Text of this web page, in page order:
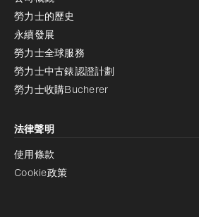
勞力士的歷史
永續發展
勞力士全球服務
勞力士中古錶認證計劃
勞力士收購Bucherer
法律聲明
使用條款
Cookie政策